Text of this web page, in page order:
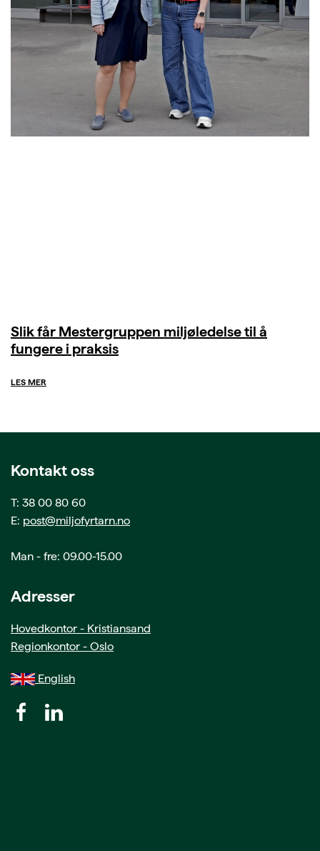
Slik får Mestergruppen miljøledelse til å
fungere i praksis
LES MER
Kontakt oss
T: 38 00 80 60
E: post@miljofyrtarn.no
Man - fre: 09.00-15.00
Adresser
Hovedkontor - Kristiansand
Regionkontor - Oslo
English